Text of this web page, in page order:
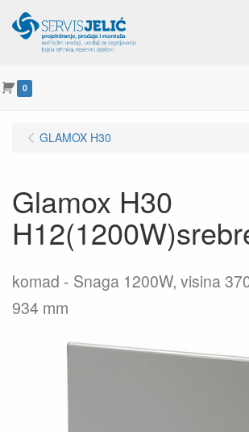
0
GLAMOX H30
Glamox H30
komad
Snaga 1200W, visina
934 mm